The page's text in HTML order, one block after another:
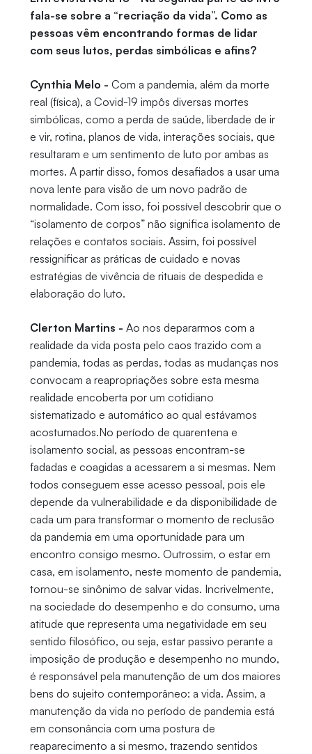
fala-se sobre a “recriação da vida”. Como as
pessoas vêm encontrando formas de lidar
com seus lutos, perdas simbólicas e afins?
Cynthia Melo - Com a pandemia, além da morte
real (física), a Covid-19 impôs diversas mortes
simbólicas, como a perda de saúde, liberdade de ir
e vir, rotina, planos de vida, interações sociais, que
resultaram e um sentimento de luto por ambas as
mortes. A partir disso, fomos desafiados a usar uma
nova lente para visão de um novo padrão de
normalidade. Com isso, foi possível descobrir que o
“isolamento de corpos” não significa isolamento de
relações e contatos sociais. Assim, foi possível
ressignificar as práticas de cuidado e novas
estratégias de vivência de rituais de despedida e
elaboração do luto.
Clerton Martins - Ao nos depararmos com a
realidade da vida posta pelo caos trazido com a
pandemia, todas as perdas, todas as mudanças nos
convocam a reapropriações sobre esta mesma
realidade encoberta por um cotidiano
sistematizado e automático ao qual estávamos
acostumados.No período de quarentena e
isolamento social, as pessoas encontram-se
fadadas e coagidas a acessarem a si mesmas. Nem
todos conseguem esse acesso pessoal, pois ele
depende da vulnerabilidade e da disponibilidade de
cada um para transformar o momento de reclusão
da pandemia em uma oportunidade para um
encontro consigo mesmo. Outrossim, o estar em
casa, em isolamento, neste momento de pandemia,
tornou-se sinônimo de salvar vidas. Incrivelmente,
na sociedade do desempenho e do consumo, uma
atitude que representa uma negatividade em seu
sentido filosófico, ou seja, estar passivo perante a
imposição de produção e desempenho no mundo,
é responsável pela manutenção de um dos maiores
bens do sujeito contemporâneo: a vida. Assim, a
manutenção da vida no período de pandemia está
em consonância com uma postura de
reaparecimento a si mesmo, trazendo sentidos